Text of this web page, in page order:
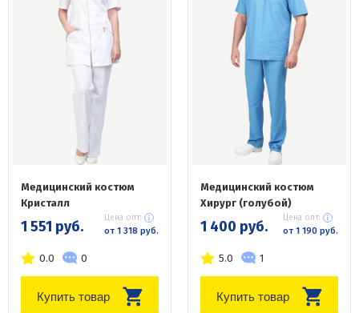
Медицинский костюм
Кристалл
1 551 руб. Цена опт:
от 1 318 руб.
0.0 0
Купить товар
Медицинский костюм
Хирург (голубой)
1 400 руб. Цена опт:
от 1 190 руб.
5.0 1
Купить товар